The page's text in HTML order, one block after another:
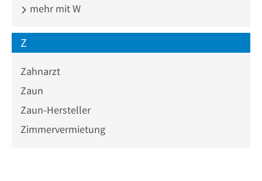
mehr mit W
Z
Zahnarzt
Zaun
Zaun-Hersteller
Zimmervermietung